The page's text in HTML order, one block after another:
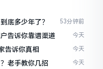
底多少年了？ 53分钟前
告诉你靠谱渠道 今天
告诉你真相 今天
老手教你几招 今天